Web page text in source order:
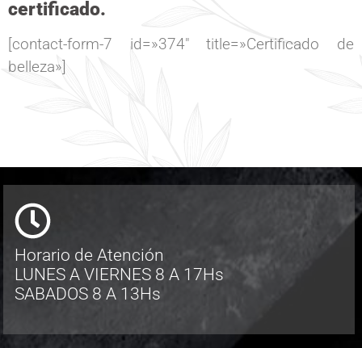
certificado.
[contact-form-7 id=»374″ title=»Certificado de
belleza»]
Horario de Atención
LUNES A VIERNES 8 A 17Hs
SABADOS 8 A 13Hs